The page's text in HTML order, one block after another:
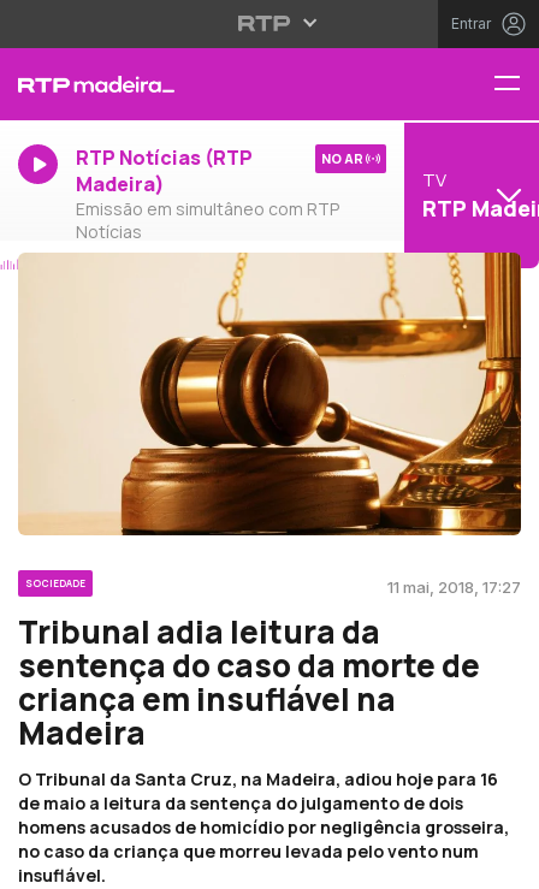
Entrar
RTP Notícias (RTP
Madeira)
Emissão em simultâneo com RTP
Notícias
NO AR
TV
RTP
SOCIEDADE 11 mai, 2018, 17:27
Tribunal adia leitura da
sentença do caso da morte de
criança em insuflável na
Madeira
O Tribunal da Santa Cruz, na Madeira, adiou hoje para 16
de maio a leitura da sentença do julgamento de dois
homens acusados de homicídio por negligência grosseira,
no caso da criança que morreu levada pelo vento num
insuflável.